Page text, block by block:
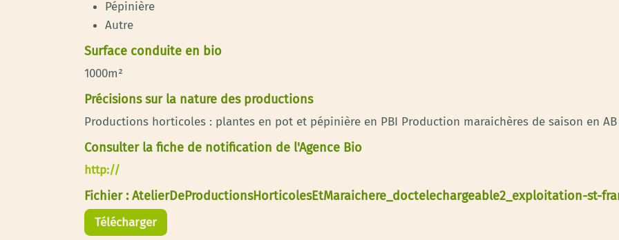
Pépinière
Autre
Surface conduite en bio
1000m²
Précisions sur la nature des productions
Productions horticoles : plantes en pot et pépinière en PBI Production maraichères de saison en AB
Consulter la fiche de notification de l'Agence Bio
http://
Fichier : AtelierDeProductionsHorticolesEtMaraichere_doctelechargeable2_exploitation-st-
Télécharger